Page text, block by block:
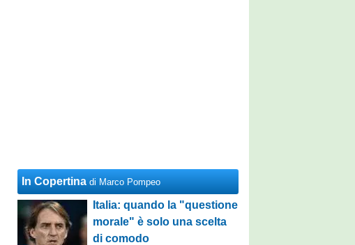
In Copertina di Marco Pompeo
Italia: quando la "questione
morale" è solo una scelta
di comodo